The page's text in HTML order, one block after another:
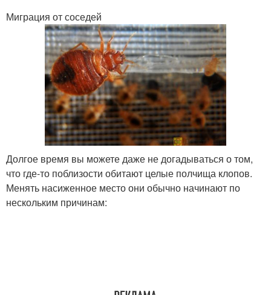
Миграция от соседей
Долгое время вы можете даже не догадываться о том,
что где-то поблизости обитают целые полчища клопов.
Менять насиженное место они обычно начинают по
нескольким причинам: